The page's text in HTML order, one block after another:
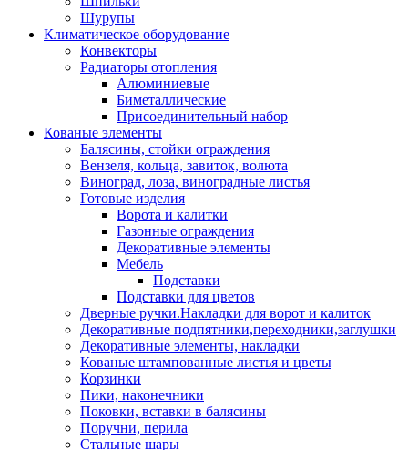
Шурупы
Климатическое оборудование
Конвекторы
Радиаторы отопления
Алюминиевые
Биметаллические
Присоединительный набор
Кованые элементы
Балясины, стойки ограждения
Вензеля, кольца, завиток, волюта
Виноград, лоза, виноградные листья
Готовые изделия
Ворота и калитки
Газонные ограждения
Декоративные элементы
Мебель
Подставки
Подставки для цветов
Дверные ручки.Накладки для ворот и калиток
Декоративные подпятники,переходники,заглушки
Декоративные элементы, накладки
Кованые штампованные листья и цветы
Корзинки
Пики, наконечники
Поковки, вставки в балясины
Поручни, перила
Стальные шары